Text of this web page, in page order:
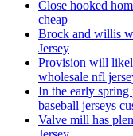
Close hooked
cheap
Brock and willis
Jersey
Provision will
wholesale nfl
In the early spring
baseball jerseys
Valve mill has